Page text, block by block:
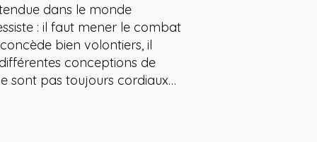
dans le monde
: il faut mener le combat
bien volontiers, il
conceptions de
sont pas toujours cordiaux…